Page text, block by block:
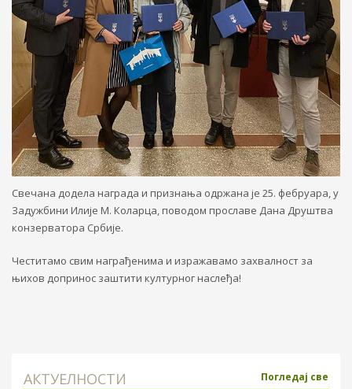
Свечана додела награда и признања одржана је 25. фебруара, у
Задужбини Илије М. Коларца, поводом прославе Дана Друштва
конзерватора Србије.
Честитамо свим награђенима и изражавамо захвалност за
њихов допринос заштити културног наслеђа!
АКТУЕЛНОСТИ Погледај све